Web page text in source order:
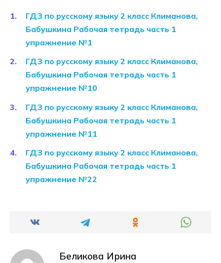
ГДЗ по русскому языку 2 класс Климанова,
Бабушкина Рабочая тетрадь часть 1
упражнение №1
ГДЗ по русскому языку 2 класс Климанова,
Бабушкина Рабочая тетрадь часть 1
упражнение №10
ГДЗ по русскому языку 2 класс Климанова,
Бабушкина Рабочая тетрадь часть 1
упражнение №11
ГДЗ по русскому языку 2 класс Климанова,
Бабушкина Рабочая тетрадь часть 1
упражнение №22
Беликова Ирина